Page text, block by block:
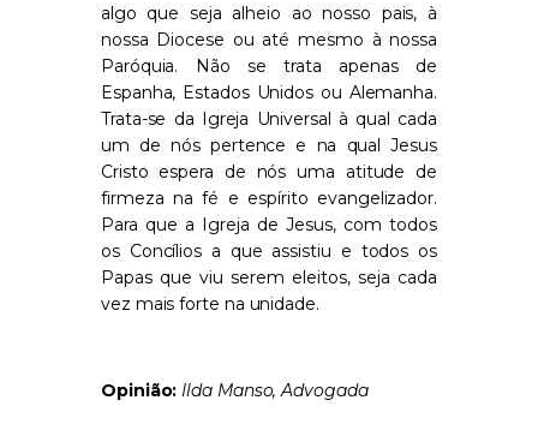
algo que seja alheio ao nosso pais, à
nossa Diocese ou até mesmo à nossa
Paróquia. Não se trata apenas de
Espanha, Estados Unidos ou Alemanha.
Trata-se da Igreja Universal à qual cada
um de nós pertence e na qual Jesus
Cristo espera de nós uma atitude de
firmeza na fé e espírito evangelizador.
Para que a Igreja de Jesus, com todos
os Concílios a que assistiu e todos os
Papas que viu serem eleitos, seja cada
vez mais forte na unidade.
Opinião: Ilda Manso, Advogada